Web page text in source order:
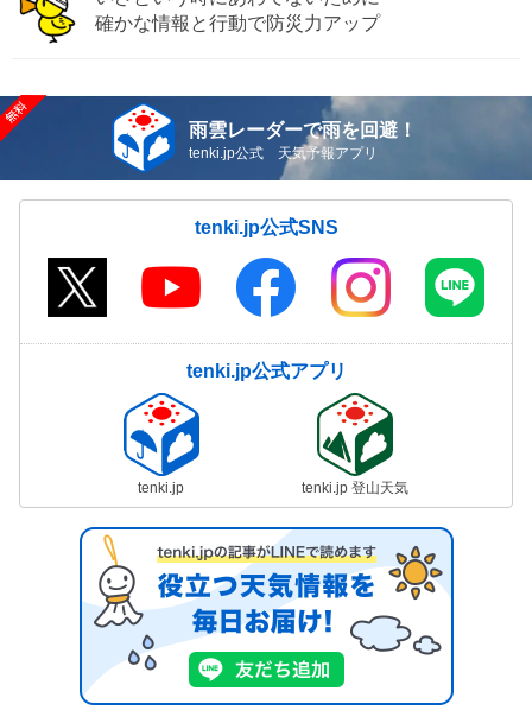
確かな情報と行動で防災力アップ
雨雲レーダーで雨を回避！
tenki.jp公式 天気予報アプリ
tenki.jp公式SNS
tenki.jp公式アプリ
tenki.jp tenki.jp 登山天気